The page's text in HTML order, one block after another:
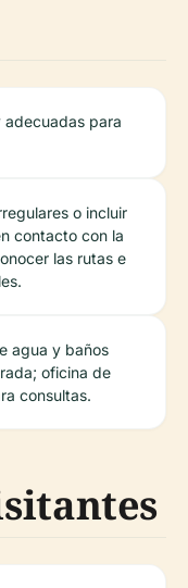
adecuadas para
o incluir
contacto con la
las rutas e
agua y baños
oficina de
consultas.